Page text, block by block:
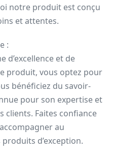
notre produit est conçu
et attentes.
:
d’excellence et de
produit, vous optez pour
bénéficiez du savoir-
pour son expertise et
clients. Faites confiance
au
d’exception.